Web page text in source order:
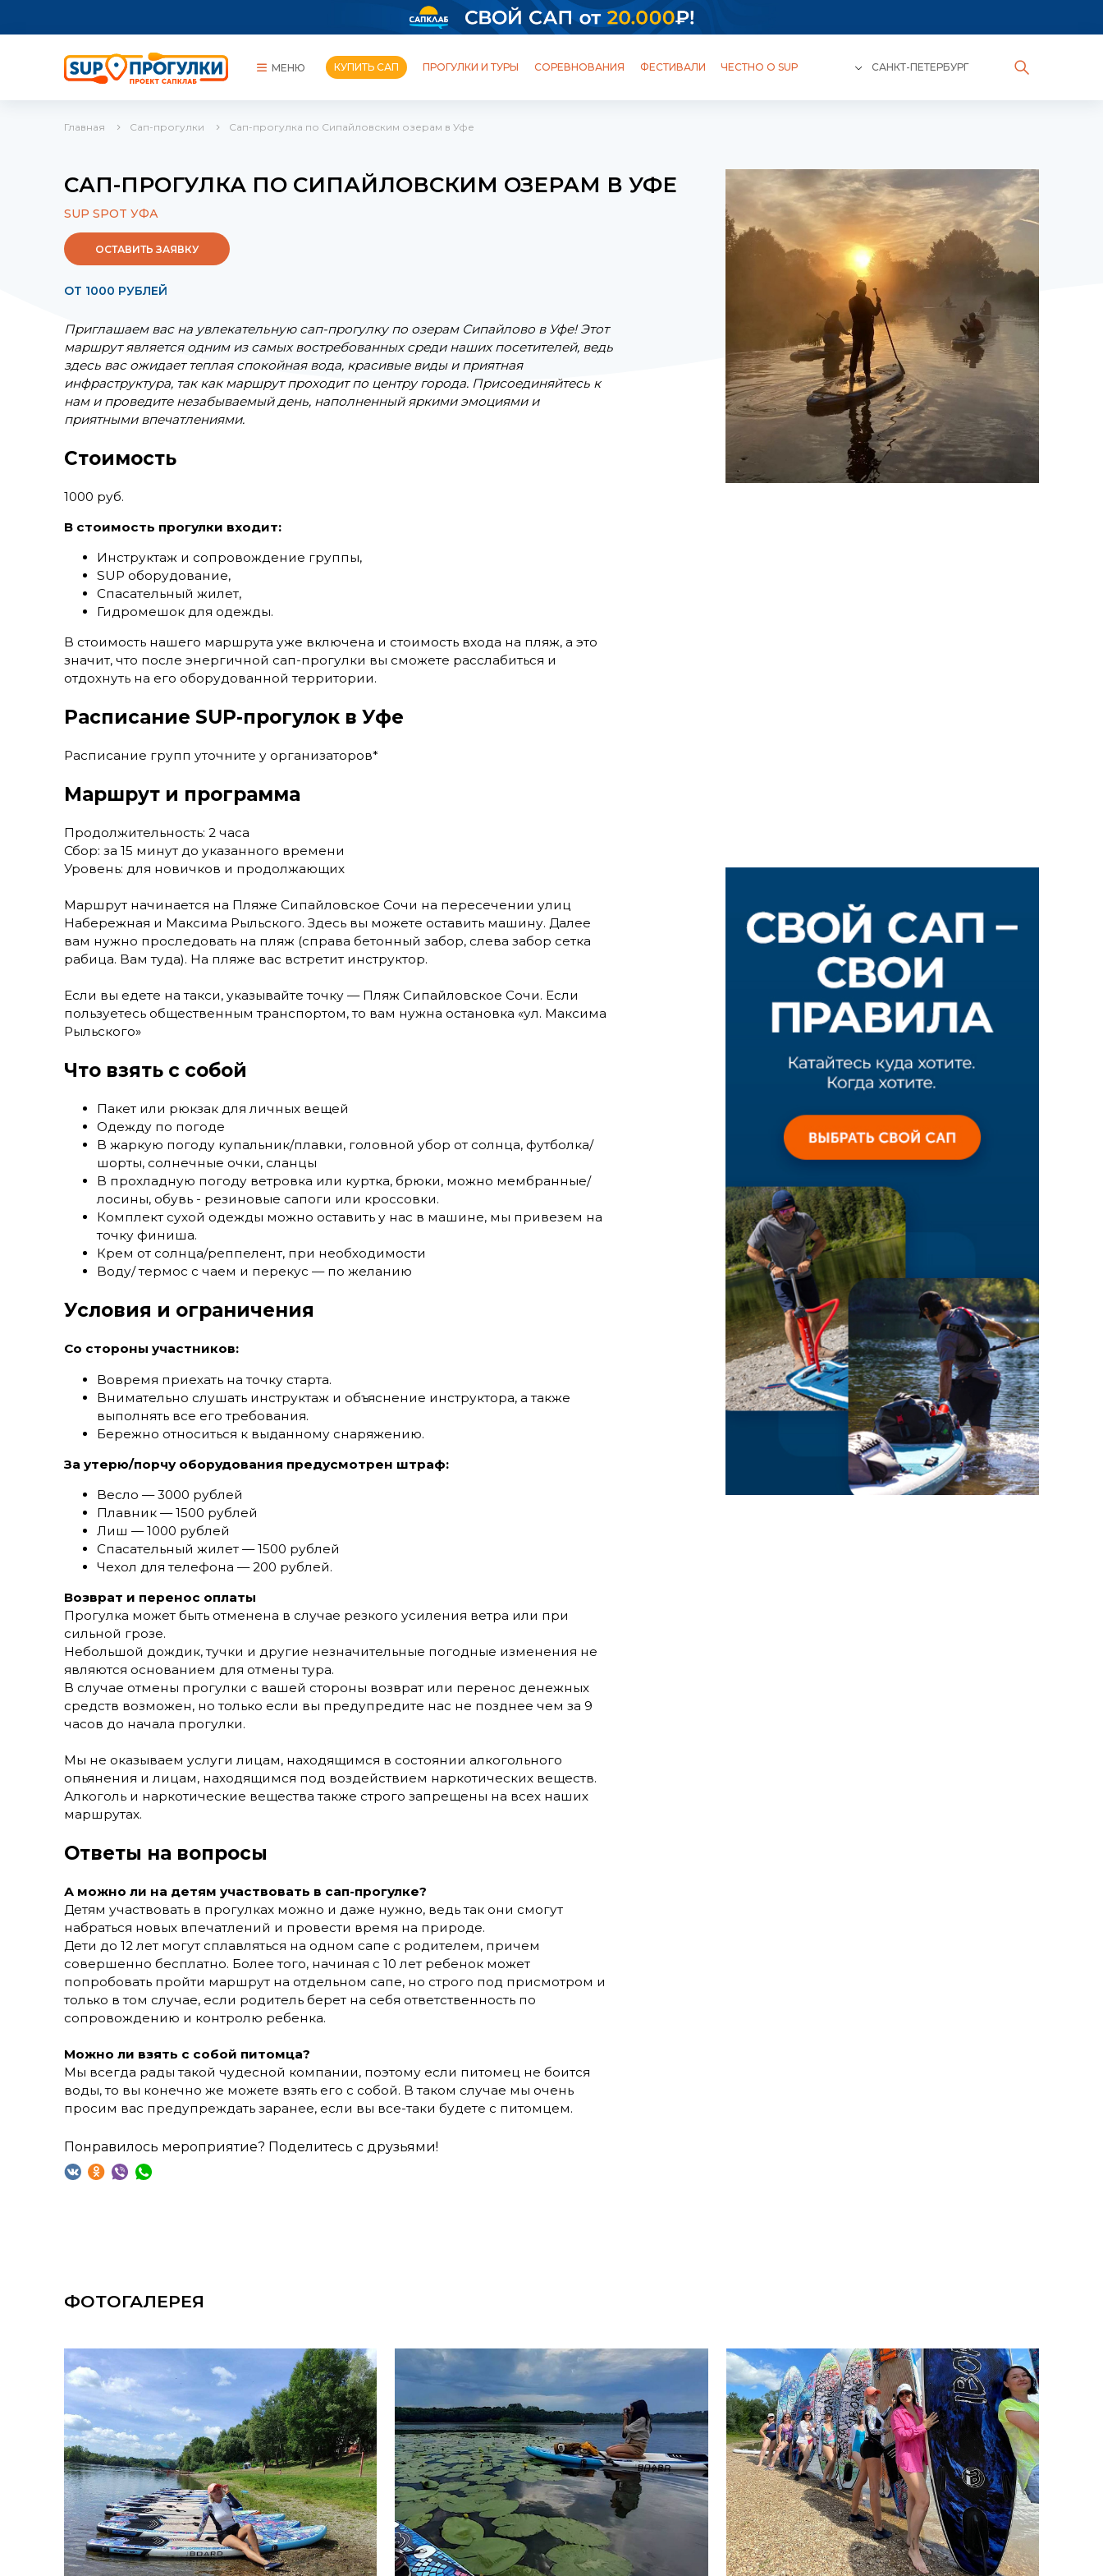
МЕНЮ
КУПИТЬ САП ОБУЧЕНИЕ
КУПИТЬ САП ПРОГУЛКИ И ТУРЫ СОРЕВНОВАНИЯ ФЕСТИВАЛИ ЧЕСТНО О SUP САНКТ-ПЕТЕРБУРГ
Главная Сап-прогулки Сап-прогулка по Сипайловским озерам в Уфе
САП-ПРОГУЛКА ПО СИПАЙЛОВСКИМ ОЗЕРАМ В УФЕ
SUP SPOT УФА
ОСТАВИТЬ ЗАЯВКУ
ОТ 1000 РУБЛЕЙ
Приглашаем вас на увлекательную сап-прогулку по озерам Сипайлово в Уфе! Этот
маршрут является одним из самых востребованных среди наших посетителей, ведь
здесь вас ожидает теплая спокойная вода, красивые виды и приятная
инфраструктура, так как маршрут проходит по центру города. Присоединяйтесь к
нам и проведите незабываемый день, наполненный яркими эмоциями и
приятными впечатлениями.
Стоимость
1000 руб.
В стоимость прогулки входит:
Инструктаж и сопровождение группы,
SUP оборудование,
Спасательный жилет,
Гидромешок для одежды.
В стоимость нашего маршрута уже включена и стоимость входа на пляж, а это
значит, что после энергичной сап-прогулки вы сможете расслабиться и
отдохнуть на его оборудованной территории.
Расписание SUP-прогулок в Уфе
Расписание групп уточните у организаторов*
Маршрут и программа
Продолжительность: 2 часа
Сбор: за 15 минут до указанного времени
Уровень: для новичков и продолжающих
Маршрут начинается на Пляже Сипайловское Сочи на пересечении улиц
Набережная и Максима Рыльского. Здесь вы можете оставить машину. Далее
вам нужно проследовать на пляж (справа бетонный забор, слева забор сетка
рабица. Вам туда). На пляже вас встретит инструктор.
Если вы едете на такси, указывайте точку — Пляж Сипайловское Сочи. Если
пользуетесь общественным транспортом, то вам нужна остановка «ул. Максима
Рыльского»
Что взять с собой
Пакет или рюкзак для личных вещей
Одежду по погоде
В жаркую погоду купальник/плавки, головной убор от солнца, футболка/
шорты, солнечные очки, сланцы
В прохладную погоду ветровка или куртка, брюки, можно мембранные/
лосины, обувь - резиновые сапоги или кроссовки.
Комплект сухой одежды можно оставить у нас в машине, мы привезем на
точку финиша.
Крем от солнца/реппелент, при необходимости
Воду/ термос с чаем и перекус — по желанию
Условия и ограничения
Со стороны участников:
Вовремя приехать на точку старта.
Внимательно слушать инструктаж и объяснение инструктора, а также
выполнять все его требования.
Бережно относиться к выданному снаряжению.
За утерю/порчу оборудования предусмотрен штраф:
Весло — 3000 рублей
Плавник — 1500 рублей
Лиш — 1000 рублей
Спасательный жилет — 1500 рублей
Чехол для телефона — 200 рублей.
Возврат и перенос оплаты
Прогулка может быть отменена в случае резкого усиления ветра или при
сильной грозе.
Небольшой дождик, тучки и другие незначительные погодные изменения не
являются основанием для отмены тура.
В случае отмены прогулки с вашей стороны возврат или перенос денежных
средств возможен, но только если вы предупредите нас не позднее чем за 9
часов до начала прогулки.
Мы не оказываем услуги лицам, находящимся в состоянии алкогольного
опьянения и лицам, находящимся под воздействием наркотических веществ.
Алкоголь и наркотические вещества также строго запрещены на всех наших
маршрутах.
Ответы на вопросы
А можно ли на детям участвовать в сап-прогулке?
Детям участвовать в прогулках можно и даже нужно, ведь так они смогут
набраться новых впечатлений и провести время на природе.
Дети до 12 лет могут сплавляться на одном сапе с родителем, причем
совершенно бесплатно. Более того, начиная с 10 лет ребенок может
попробовать пройти маршрут на отдельном сапе, но строго под присмотром и
только в том случае, если родитель берет на себя ответственность по
сопровождению и контролю ребенка.
Можно ли взять с собой питомца?
Мы всегда рады такой чудесной компании, поэтому если питомец не боится
воды, то вы конечно же можете взять его с собой. В таком случае мы очень
просим вас предупреждать заранее, если вы все-таки будете с питомцем.
Понравилось мероприятие? Поделитесь с друзьями!
ФОТОГАЛЕРЕЯ